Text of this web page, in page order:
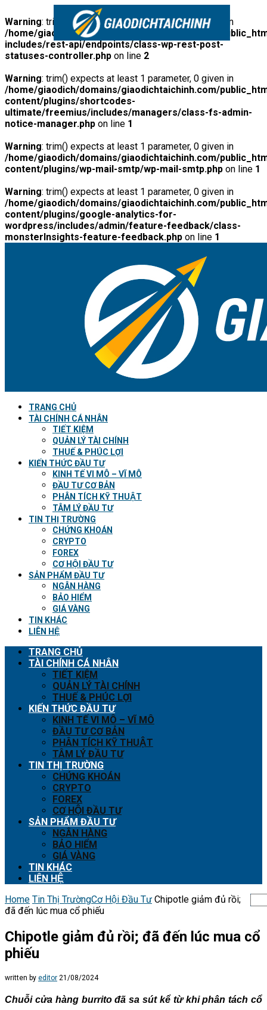
Warning: trim() expects at least 1 parameter, 0 given in
/home/giaodich/domains/giaodichtaichinh.com/
includes/rest-api/endpoints/class-wp-rest-post-
statuses-controller.php on line 2
Warning: trim() expects at least 1 parameter, 0 given in
/home/giaodich/domains/giaodichtaichinh.com/
content/plugins/shortcodes-
ultimate/freemius/includes/managers/class-fs-admin-
notice-manager.php on line 1
Warning: trim() expects at least 1 parameter, 0 given in
/home/giaodich/domains/giaodichtaichinh.com/
content/plugins/wp-mail-smtp/wp-mail-smtp.php on line 1
Warning: trim() expects at least 1 parameter, 0 given in
/home/giaodich/domains/giaodichtaichinh.com/
content/plugins/google-analytics-for-
wordpress/includes/admin/feature-feedback/class-
monsterInsights-feature-feedback.php on line 1
TRANG CHỦ
TÀI CHÍNH CÁ NHÂN
TIẾT KIỆM
QUẢN LÝ TÀI CHÍNH
THUẾ & PHÚC LỢI
KIẾN THỨC ĐẦU TƯ
KINH TẾ VI MÔ – VĨ MÔ
ĐẦU TƯ CƠ BẢN
PHÂN TÍCH KỸ THUẬT
TÂM LÝ ĐẦU TƯ
TIN THỊ TRƯỜNG
CHỨNG KHOÁN
CRYPTO
FOREX
CƠ HỘI ĐẦU TƯ
SẢN PHẨM ĐẦU TƯ
NGÂN HÀNG
BẢO HIỂM
GIÁ VÀNG
TIN KHÁC
LIÊN HỆ
TRANG CHỦ
TÀI CHÍNH CÁ NHÂN
TIẾT KIỆM
QUẢN LÝ TÀI CHÍNH
THUẾ & PHÚC LỢI
KIẾN THỨC ĐẦU TƯ
KINH TẾ VI MÔ – VĨ MÔ
ĐẦU TƯ CƠ BẢN
PHÂN TÍCH KỸ THUẬT
TÂM LÝ ĐẦU TƯ
TIN THỊ TRƯỜNG
CHỨNG KHOÁN
CRYPTO
FOREX
CƠ HỘI ĐẦU TƯ
SẢN PHẨM ĐẦU TƯ
NGÂN HÀNG
BẢO HIỂM
GIÁ VÀNG
TIN KHÁC
LIÊN HỆ
Home Tin Thị TrườngCơ Hội Đầu Tư Chipotle giảm đủ rồi;
đã đến lúc mua cổ phiếu
Chipotle giảm đủ rồi; đã đến lúc mua cổ
phiếu
written by editor 21/08/2024
Chuỗi cửa hàng burrito đã sa sút kể từ khi phân tách cổ